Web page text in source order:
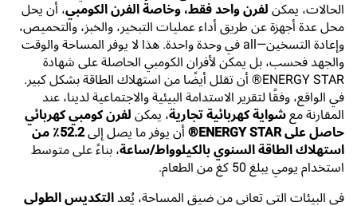
الحالات، يمكن لفرن واحد فقط، وخاصةً الفرن الكومبي، أن يحل
محل عدة أجهزة عن طريق أداء عمليات التبخير، والخبز، والتحميص،
وإعادة التسخين—all في وحدة واحدة. هذا لا يوفر المساحة والوقت
والجهد فحسب، بل يمكن لأفران الكومبي الحاصلة على شهادة
ENERGY STAR® أن تقلل أيضًا من استهلاك الطاقة بشكل كبير.
في الواقع، وفقًا لتقرير الاستدامة البيئية والاجتماعية لدينا، عند
المقارنة مع شواية كهربائية تجارية، يمكن لفرن كومبي كهربائي
حاصل على ENERGY STAR®
أن يوفر ما يصل إلى
52.2٪ من
استهلاك الطاقة السنوي بالكيلوواط/ساعة، بناءً على متوسط
استخدام يومي يبلغ 50 كغ من الطعام.
في البيئات التي تعاني من ضيق المساحة، يُعد التكديس الطولي